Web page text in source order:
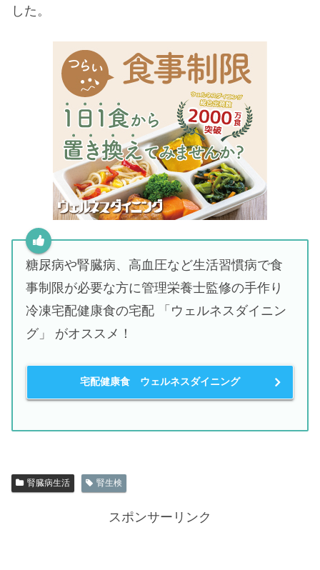
した。
糖尿病や腎臓病、高血圧など生活習慣病で食
事制限が必要な方に管理栄養士監修の手作り
冷凍宅配健康食の宅配 「ウェルネスダイニン
グ」 がオススメ！
宅配健康食 ウェルネスダイニング
腎臓病生活 腎生検
スポンサーリンク